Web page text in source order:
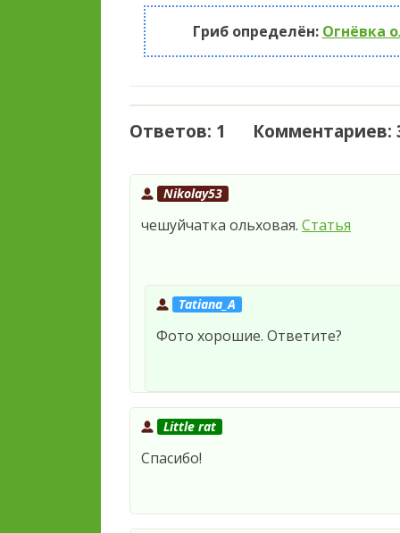
Гриб определён: Огнёвка
Ответов: 1 Комментариев:
Nikolay53
чешуйчатка ольховая. Статья
Tatiana_A
Фото хорошие. Ответите?
Little rat
Спасибо!